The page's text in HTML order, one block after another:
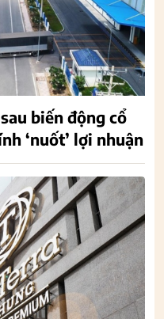
biến động cổ
‘nuốt’ lợi nhuận